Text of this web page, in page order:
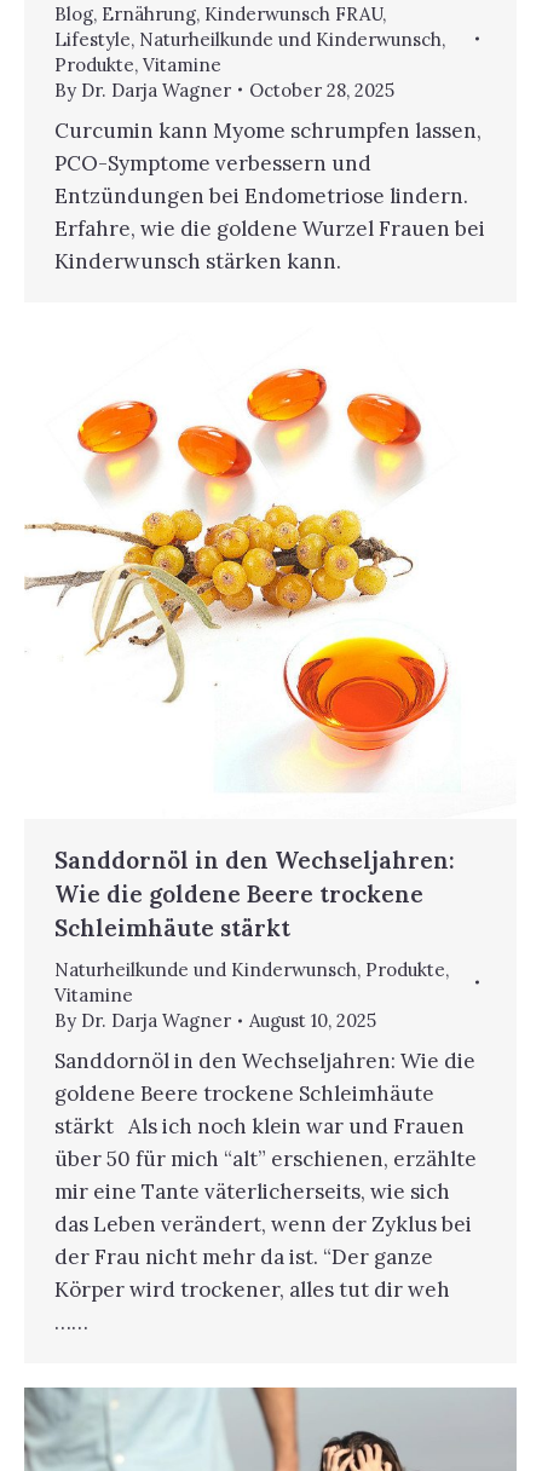
Blog, Ernährung, Kinderwunsch FRAU,
Lifestyle, Naturheilkunde und Kinderwunsch,
Produkte, Vitamine
By Dr. Darja Wagner October 28, 2025
Curcumin kann Myome schrumpfen lassen,
PCO-Symptome verbessern und
Entzündungen bei Endometriose lindern.
Erfahre, wie die goldene Wurzel Frauen bei
Kinderwunsch stärken kann.
Sanddornöl in den Wechseljahren:
Wie die goldene Beere trockene
Schleimhäute stärkt
Naturheilkunde und Kinderwunsch, Produkte,
Vitamine
By Dr. Darja Wagner August 10, 2025
Sanddornöl in den Wechseljahren: Wie die
goldene Beere trockene Schleimhäute
stärkt Als ich noch klein war und Frauen
über 50 für mich “alt” erschienen, erzählte
mir eine Tante väterlicherseits, wie sich
das Leben verändert, wenn der Zyklus bei
der Frau nicht mehr da ist. “Der ganze
Körper wird trockener, alles tut dir weh
……